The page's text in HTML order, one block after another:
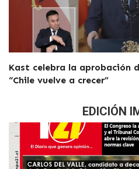
Kast celebra la aprobación
“Chile vuelve a crecer”
EDICIÓN